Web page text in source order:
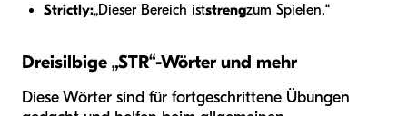
Strictly:„Dieser Bereich iststrengzum Spielen.“
Dreisilbige „STR“-Wörter und mehr
Diese Wörter sind für fortgeschrittene Übungen